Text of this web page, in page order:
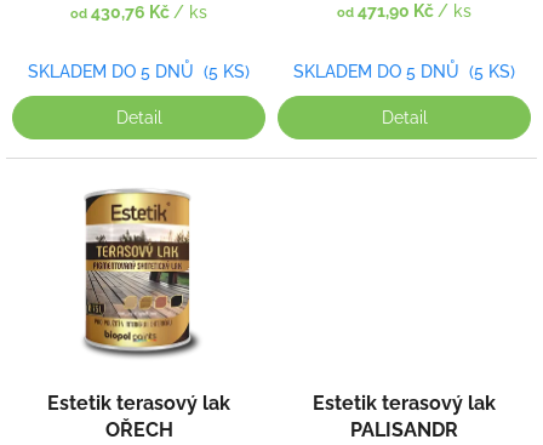
od 430,76 Kč / ks
SKLADEM DO 5 DNŮ (5 KS)
Detail
od 471,90 Kč / ks
SKLADEM DO 5 DNŮ (5 KS)
Detail
Estetik terasový lak
OŘECH
Estetik terasový lak
PALISANDR